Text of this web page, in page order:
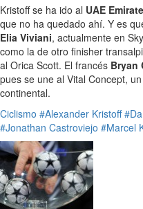
Kristoff se ha ido al UAE
que no ha quedado ahí. Y es
Elia Viviani, actualmente en
como la de otro finisher
al Orica Scott. El francés Bryan
pues se une al Vital Concept,
continental.
Ciclismo #Alexander Kristoff
#Jonathan Castroviejo #Marcel